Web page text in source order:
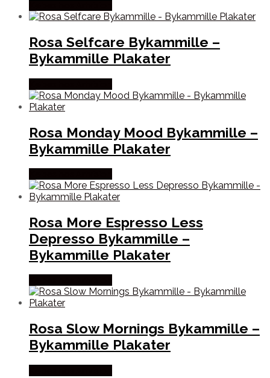
Rosa Selfcare Bykammille –
Bykammille Plakater
Rosa Monday Mood Bykammille –
Bykammille Plakater
Rosa More Espresso Less
Depresso Bykammille –
Bykammille Plakater
Rosa Slow Mornings Bykammille –
Bykammille Plakater